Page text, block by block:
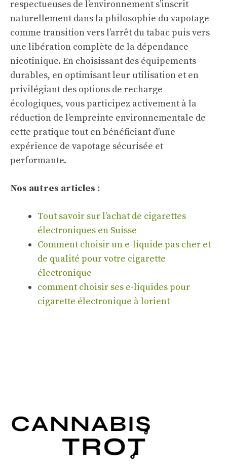
respectueuses de l’environnement s’inscrit
naturellement dans la philosophie du vapotage
comme transition vers l’arrêt du tabac puis vers
une libération complète de la dépendance
nicotinique. En choisissant des équipements
durables, en optimisant leur utilisation et en
privilégiant des options de recharge
écologiques, vous participez activement à la
réduction de l’empreinte environnementale de
cette pratique tout en bénéficiant d’une
expérience de vapotage sécurisée et
performante.
Nos autres articles :
Tout savoir sur l’achat de cigarettes
électroniques en Suisse
Comment choisir un e-liquide pas cher et
de qualité pour votre cigarette
électronique
comment choisir ses e-liquides pour
cigarette électronique à lorient